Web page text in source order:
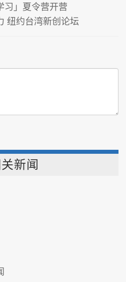
习」夏令营开营
纽约台湾新创论坛
新闻